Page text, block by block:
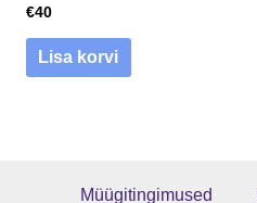
€40
Lisa korvi
Müügitingimused